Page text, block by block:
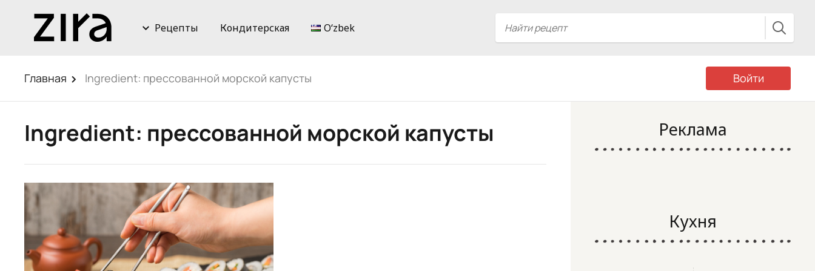
Рецепты Кондитерская Oʻzbek
Главная Ingredient: прессованной морской капусты Войти
Ingredient: прессованной морской капусты Реклама
Кухня